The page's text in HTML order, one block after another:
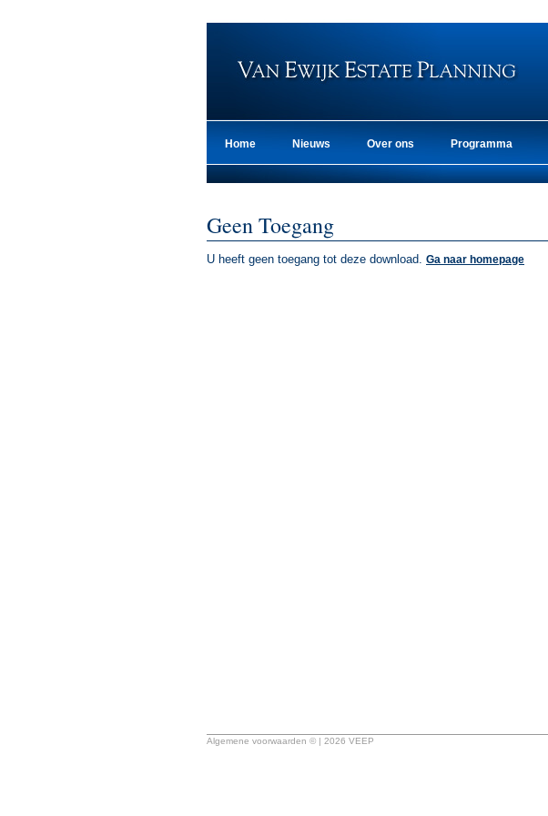
Home Nieuws Over ons Programma
Geen Toegang
U heeft geen toegang tot deze download. Ga naar homepage
Algemene voorwaarden © | 2026 VEEP